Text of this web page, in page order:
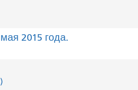
2015 года.